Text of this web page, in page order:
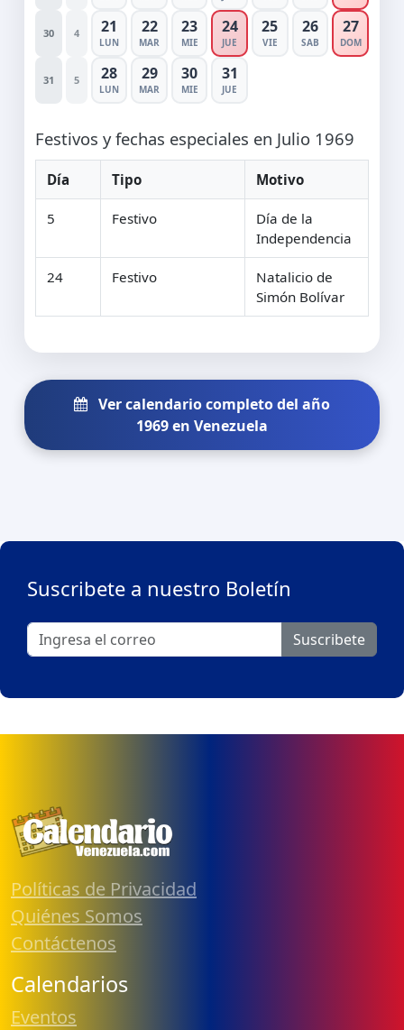
30 4 21
LUN
22
MAR
23
MIE
24
JUE
25
VIE
26
SAB
27
DOM
31 5 28
LUN
29
MAR
30
MIE
31
JUE
Festivos y fechas especiales en Julio 1969
Día Tipo Motivo
5 Festivo
Día de la
Independencia
24 Festivo
Natalicio de
Simón Bolívar
Ver calendario completo del año
1969 en Venezuela
Suscribete a nuestro Boletín
Suscribete
Políticas de Privacidad
Quiénes Somos
Contáctenos
Calendarios
Eventos